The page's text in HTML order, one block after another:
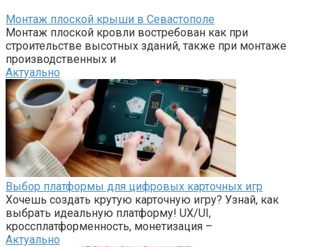
Монтаж плоской крыши в Севастополе
Монтаж плоской кровли востребован как при
строительстве высотных зданий, также при монтаже
производственных и
Актуально
Выбор платформы для цифровых карточных игр
Хочешь создать крутую карточную игру? Узнай, как
выбрать идеальную платформу! UX/UI,
кроссплатформенность, монетизация –
Актуально